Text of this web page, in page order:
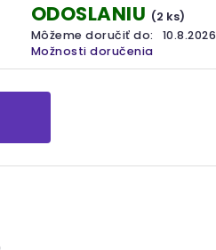
ODOSLANIU (2 ks)
Môžeme doručiť do:
10.8.2026
Možnosti doručenia